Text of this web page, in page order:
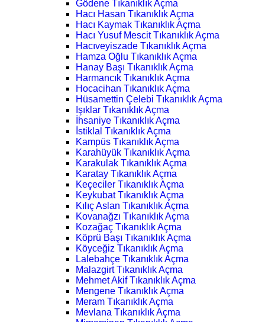
Gödene Tıkanıklık Açma
Hacı Hasan Tıkanıklık Açma
Hacı Kaymak Tıkanıklık Açma
Hacı Yusuf Mescit Tıkanıklık Açma
Hacıveyiszade Tıkanıklık Açma
Hamza Oğlu Tıkanıklık Açma
Hanay Başı Tıkanıklık Açma
Harmancık Tıkanıklık Açma
Hocacihan Tıkanıklık Açma
Hüsamettin Çelebi Tıkanıklık Açma
Işıklar Tıkanıklık Açma
İhsaniye Tıkanıklık Açma
İstiklal Tıkanıklık Açma
Kampüs Tıkanıklık Açma
Karahüyük Tıkanıklık Açma
Karakulak Tıkanıklık Açma
Karatay Tıkanıklık Açma
Keçeciler Tıkanıklık Açma
Keykubat Tıkanıklık Açma
Kılıç Aslan Tıkanıklık Açma
Kovanağzı Tıkanıklık Açma
Kozağaç Tıkanıklık Açma
Köprü Başı Tıkanıklık Açma
Köyceğiz Tıkanıklık Açma
Lalebahçe Tıkanıklık Açma
Malazgirt Tıkanıklık Açma
Mehmet Akif Tıkanıklık Açma
Mengene Tıkanıklık Açma
Meram Tıkanıklık Açma
Mevlana Tıkanıklık Açma